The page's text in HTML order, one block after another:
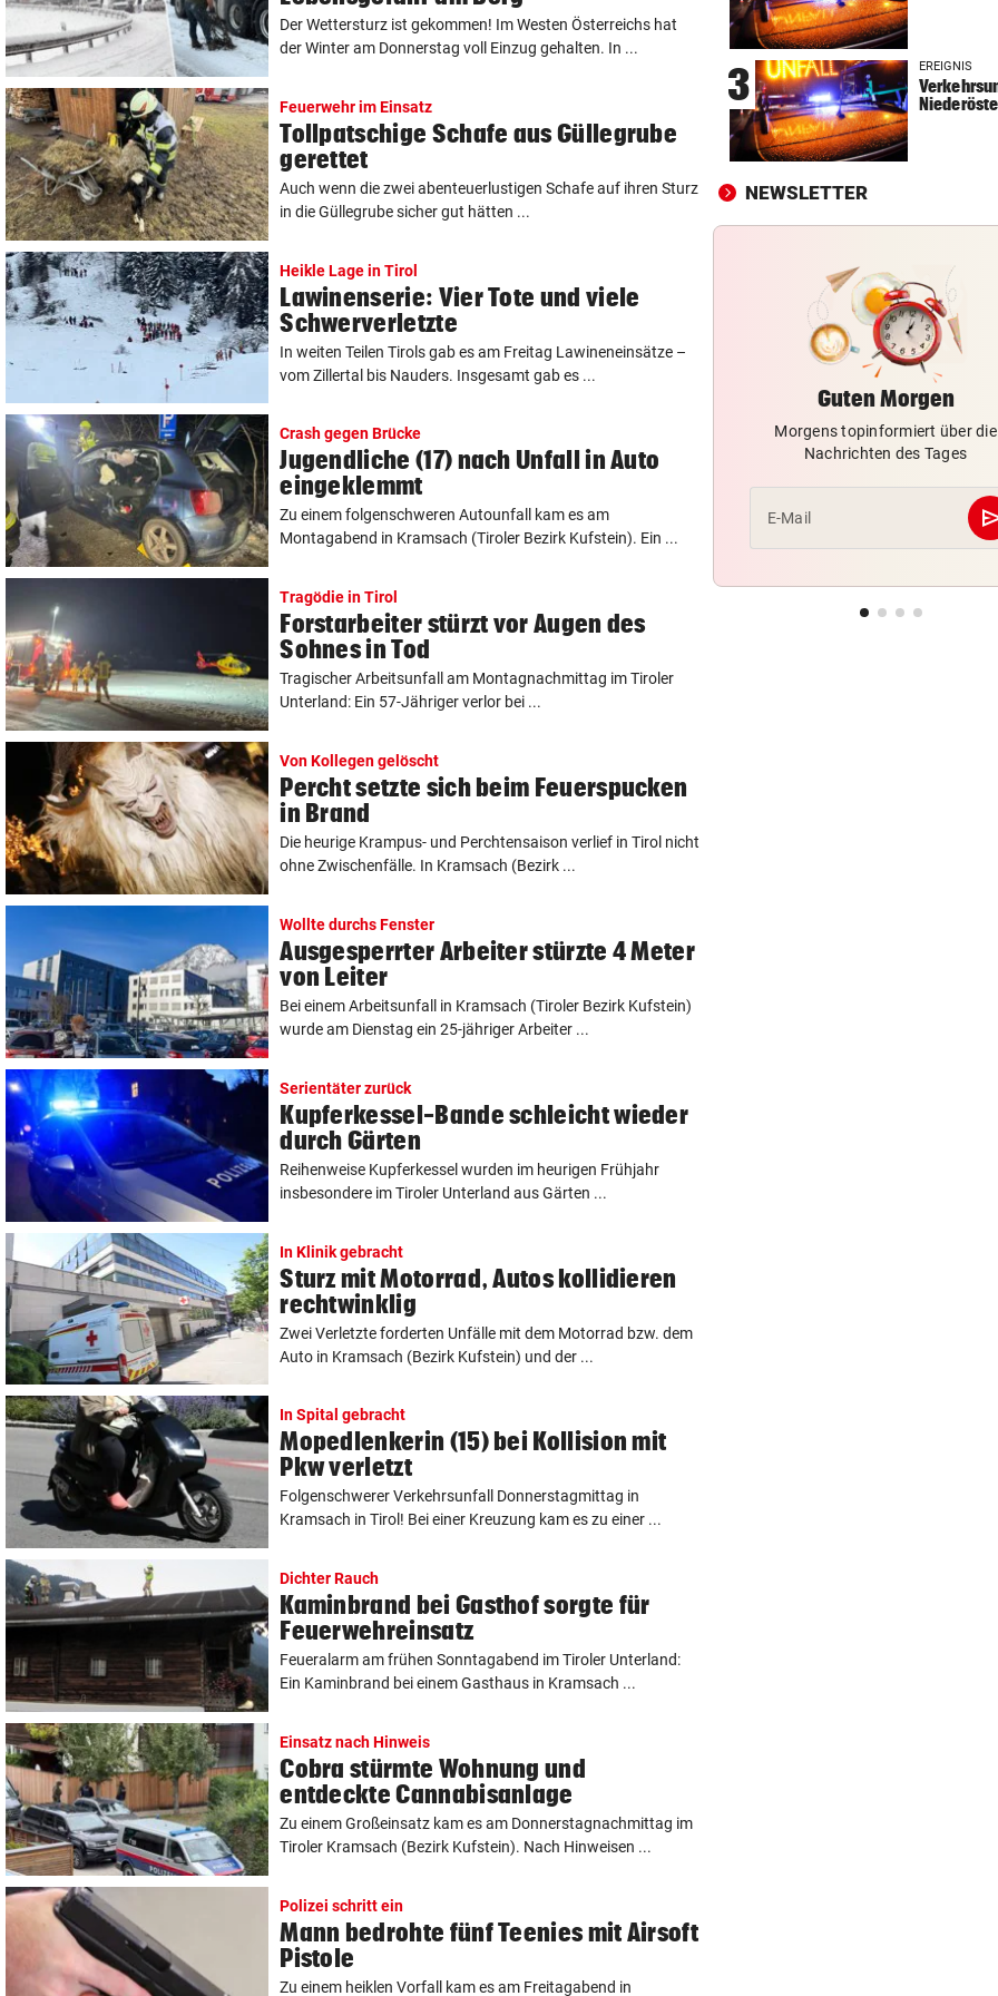
Der Wettersturz ist gekommen! Im Westen Österreichs hat
der Winter am Donnerstag voll Einzug gehalten. In ...
Feuerwehr im Einsatz
Tollpatschige Schafe aus Güllegrube
gerettet
Auch wenn die zwei abenteuerlustigen Schafe auf ihren Sturz
in die Güllegrube sicher gut hätten ...
Heikle Lage in Tirol
Lawinenserie: Vier Tote und viele
Schwerverletzte
In weiten Teilen Tirols gab es am Freitag Lawineneinsätze –
vom Zillertal bis Nauders. Insgesamt gab es ...
Crash gegen Brücke
Jugendliche (17) nach Unfall in Auto
eingeklemmt
Zu einem folgenschweren Autounfall kam es am
Montagabend in Kramsach (Tiroler Bezirk Kufstein). Ein ...
Tragödie in Tirol
Forstarbeiter stürzt vor Augen des
Sohnes in Tod
Tragischer Arbeitsunfall am Montagnachmittag im Tiroler
Unterland: Ein 57-Jähriger verlor bei ...
Von Kollegen gelöscht
Percht setzte sich beim Feuerspucken
in Brand
Die heurige Krampus- und Perchtensaison verlief in Tirol nicht
ohne Zwischenfälle. In Kramsach (Bezirk ...
Wollte durchs Fenster
Ausgesperrter Arbeiter stürzte 4 Meter
von Leiter
Bei einem Arbeitsunfall in Kramsach (Tiroler Bezirk Kufstein)
wurde am Dienstag ein 25-jähriger Arbeiter ...
Serientäter zurück
Kupferkessel-Bande schleicht wieder
durch Gärten
Reihenweise Kupferkessel wurden im heurigen Frühjahr
insbesondere im Tiroler Unterland aus Gärten ...
In Klinik gebracht
Sturz mit Motorrad, Autos kollidieren
rechtwinklig
Zwei Verletzte forderten Unfälle mit dem Motorrad bzw. dem
Auto in Kramsach (Bezirk Kufstein) und der ...
In Spital gebracht
Mopedlenkerin (15) bei Kollision mit
Pkw verletzt
Folgenschwerer Verkehrsunfall Donnerstagmittag in
Kramsach in Tirol! Bei einer Kreuzung kam es zu einer ...
Dichter Rauch
Kaminbrand bei Gasthof sorgte für
Feuerwehreinsatz
Feueralarm am frühen Sonntagabend im Tiroler Unterland:
Ein Kaminbrand bei einem Gasthaus in Kramsach ...
Einsatz nach Hinweis
Cobra stürmte Wohnung und
entdeckte Cannabisanlage
Zu einem Großeinsatz kam es am Donnerstagnachmittag im
Tiroler Kramsach (Bezirk Kufstein). Nach Hinweisen ...
Polizei schritt ein
Mann bedrohte fünf Teenies mit Airsoft
Pistole
Zu einem heiklen Vorfall kam es am Freitagabend in
CHAMPIONS-LEAGUE-QUALI
Tor-Spektakel! St. Pölten
Young Boys Bern
WILDE FAHRT DURCH WIEN
Mann floh nach Unfall
Mit Schuss gestoppt
MIT FORSCHER UNTERWEGS vor
dramatisch ist die Lage
3 EREIGNIS
NEWSLETTER
Guten Morgen
Morgens topinformiert über die
Nachrichten des Tages
E-Mail